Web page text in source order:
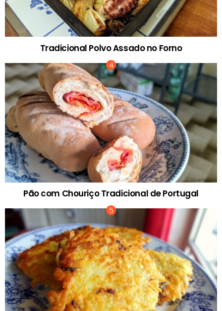
Tradicional Polvo Assado no Forno
Pão com Chouriço Tradicional de Portugal